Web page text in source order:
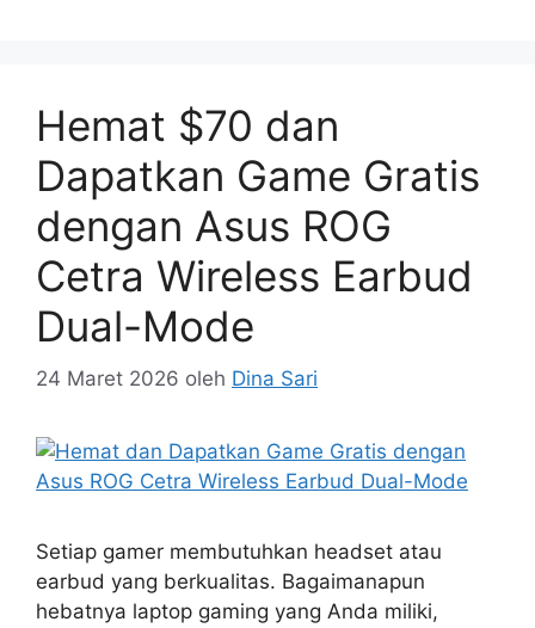
Hemat $70 dan
Dapatkan Game Gratis
dengan Asus ROG
Cetra Wireless Earbud
Dual-Mode
24 Maret 2026 oleh Dina Sari
Setiap gamer membutuhkan headset atau
earbud yang berkualitas. Bagaimanapun
hebatnya laptop gaming yang Anda miliki,